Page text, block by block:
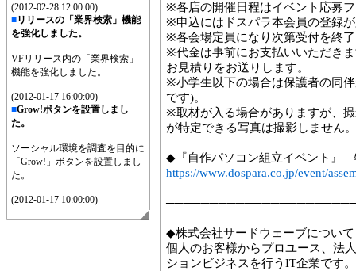
(2012-02-28 12:00:00)
■リリースの「業界検索」機能
を強化しました。
VFリリース内の「業界検索」
機能を強化しました。
(2012-01-17 16:00:00)
■Grow!ボタンを設置しまし
た。
ソーシャル環境を調査を目的に
「Grow!」ボタンを設置しまし
た。
(2012-01-17 10:00:00)
※各店の開催日程はイベント応募
※申込にはドスパラ本会員の登録
※各会場定員になり次第受付を終
※代金は事前にお支払いいただき
お見積りをお送りします。
※小学生以下の場合は保護者の同
です)。
※取材が入る場合がありますが、
が特定できる写真は撮影しません。
◆『自作パソコン組立イベント』
https://www.dospara.co.jp/event/
◆株式会社サードウェーブについて
個人のお客様からプロユース、法
ションビジネスを行うIT企業です